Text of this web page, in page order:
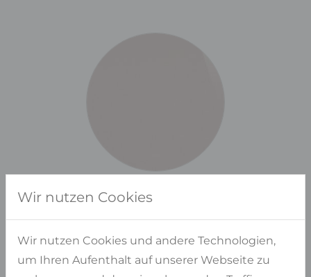
Haben Sie Fragen?
Wir nutzen Cookies
Wir nutzen Cookies und andere Technologien,
um Ihren Aufenthalt auf unserer Webseite zu